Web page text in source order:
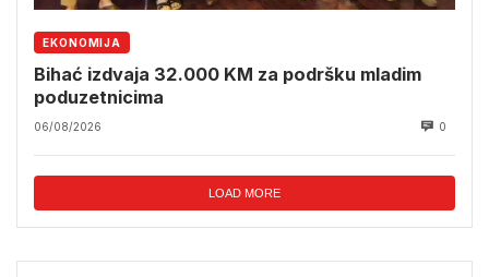
EKONOMIJA
Bihać izdvaja 32.000 KM za podršku mladim
poduzetnicima
06/08/2026 0
LOAD MORE